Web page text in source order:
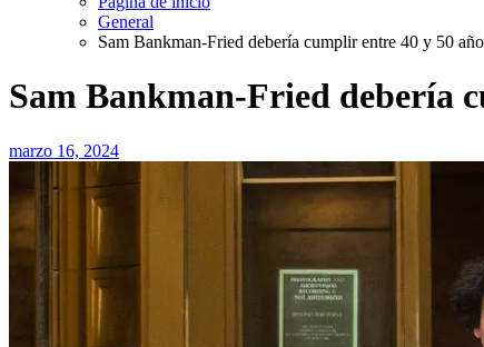
General
Sam Bankman-Fried debería cumplir entre 40 y 50
Sam Bankman-Fried debería
marzo 16, 2024